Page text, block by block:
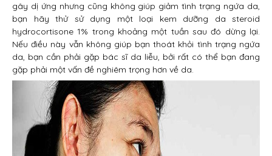
gây dị ứng nhưng cũng không giúp giảm tình trạng ngứa da,
bạn hãy thử sử dụng một loại kem dưỡng da steroid
hydrocortisone 1% trong khoảng một tuần sau đó dừng lại.
Nếu điều này vẫn không giúp bạn thoát khỏi tình trạng ngứa
da, bạn cần phải gặp bác sĩ da liễu, bởi rất có thể bạn đang
gặp phải một vấn đề nghiêm trọng hơn về da.